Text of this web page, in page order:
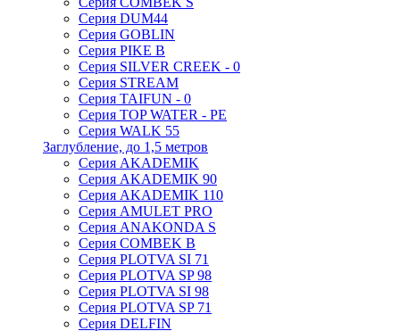
Серия DUM44
Серия GOBLIN
Серия PIKE B
Серия SILVER CREEK - 0
Серия STREAM
Серия TAIFUN - 0
Серия TOP WATER - PE
Серия WALK 55
Заглубление, до 1,5 метров
Серия AKADEMIK
Серия AKADEMIK 90
Серия AKADEMIK 110
Серия AMULET PRO
Серия ANAKONDA S
Серия COMBEK B
Серия PLOTVA SI 71
Серия PLOTVA SP 98
Серия PLOTVA SI 98
Серия PLOTVA SP 71
Серия DELFIN